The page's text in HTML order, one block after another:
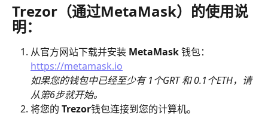
Trezor（通过MetaMask）的使用说
明：
从官方网站下载并安装 MetaMask 钱包：
https://metamask.io
如果您的钱包中已经至少有 1个GRT 和 0.1个ETH，请
从第6步就开始。
将您的 Trezor钱包连接到您的计算机。